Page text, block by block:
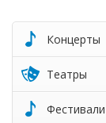
Концерты
Театры
Фестивали